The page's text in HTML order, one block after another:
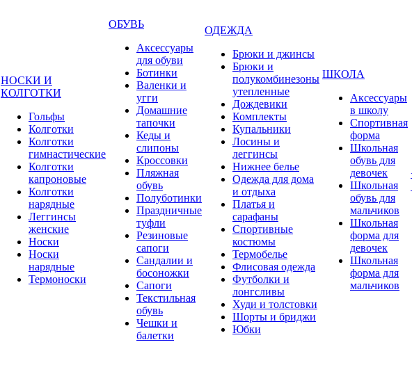
НОСКИ И
КОЛГОТКИ
Гольфы
Колготки
Колготки
гимнастические
Колготки
капроновые
Колготки
нарядные
Леггинсы
женские
Носки
Носки
нарядные
Термоноски
ОБУВЬ
Аксессуары
для обуви
Ботинки
Валенки и
угги
Домашние
тапочки
Кеды и
слипоны
Кроссовки
Пляжная
обувь
Полуботинки
Праздничные
туфли
Резиновые
сапоги
Сандалии и
босоножки
Сапоги
Текстильная
обувь
Чешки и
балетки
ОДЕЖДА
Брюки и джинсы
Брюки и
полукомбинезоны
утепленные
Дождевики
Комплекты
Купальники
Лосины и
леггинсы
Нижнее белье
Одежда для дома
и отдыха
Платья и
сарафаны
Спортивные
костюмы
Термобелье
Флисовая одежда
Футболки и
лонгсливы
Худи и толстовки
Шорты и бриджи
Юбки
ШКОЛА
Аксессуары
в школу
Спортивная
форма
Школьная
обувь для
девочек
Школьная
обувь для
мальчиков
Школьная
форма для
девочек
Школьная
форма для
мальчиков